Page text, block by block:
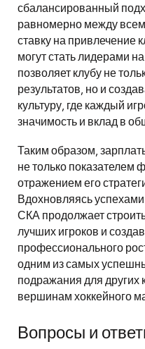
сбалансированный
равномерно между
ставку на привлечение
могут стать лидерами
позволяет клубу не
результатов, но и
культуру, где каждый
значимость и вклад в
Таким образом,
не только показателем
отражением его
Вдохновляясь
СКА продолжает
лучших игроков и
профессионального
одним из самых
подражания для других
вершинам хоккейного
Вопросы и